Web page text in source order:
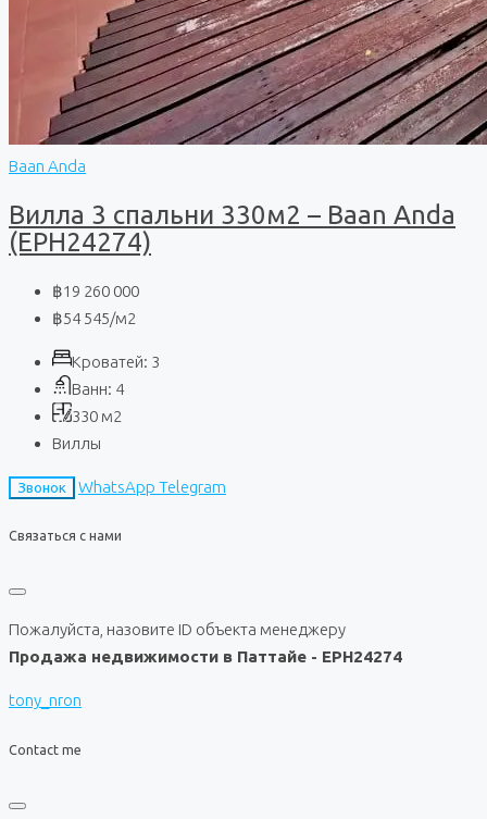
Baan Anda
Вилла 3 спальни 330м2 – Baan Anda
(EPH24274)
฿19 260 000
฿54 545/м2
Кроватей: 3
Ванн: 4
330 м2
Виллы
Звонок WhatsApp Telegram
Связаться с нами
Пожалуйста, назовите ID объекта менеджеру
Продажа недвижимости в Паттайе - EPH24274
tony_nron
Contact me